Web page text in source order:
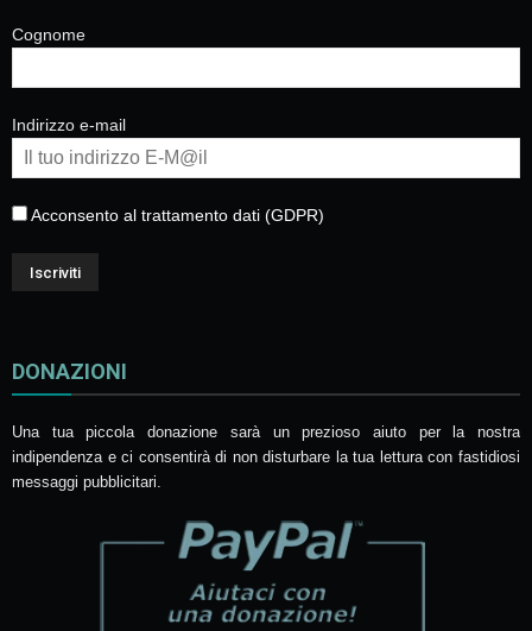
Cognome
Indirizzo e-mail
Acconsento al trattamento dati (GDPR)
DONAZIONI
Una tua piccola donazione sarà un prezioso aiuto per la nostra
indipendenza e ci consentirà di non disturbare la tua lettura con fastidiosi
messaggi pubblicitari.